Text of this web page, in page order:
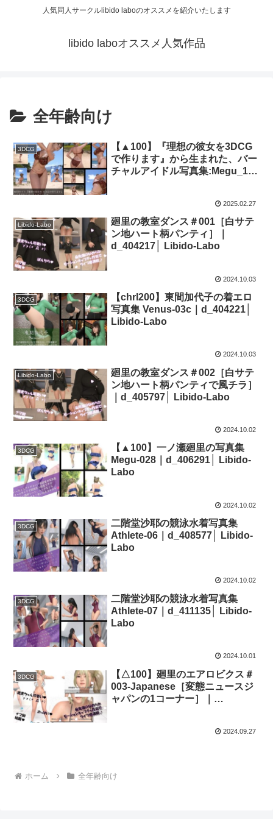
人気同人サークルlibido laboのオススメを紹介いたします
libido laboオススメ人気作品
全年齢向け
3DCG
【▲100】『理想の彼女を3DCG
で作ります』から生まれた、バー
チャルアイドル写真集:Megu_18
2025.02.27
Libido-Labo
廻里の教室ダンス＃001［白サテ
ン地ハート柄パンティ］｜
d_404217│ Libido-Labo
2024.10.03
3DCG
【chrl200】東間加代子の着エロ
写真集 Venus-03c｜d_404221│
Libido-Labo
2024.10.03
Libido-Labo
廻里の教室ダンス＃002［白サテ
ン地ハート柄パンティで風チラ］
｜d_405797│ Libido-Labo
2024.10.02
3DCG
【▲100】一ノ瀬廻里の写真集
Megu-028｜d_406291│ Libido-
Labo
2024.10.02
3DCG
二階堂沙耶の競泳水着写真集
Athlete-06｜d_408577│ Libido-
Labo
2024.10.02
3DCG
二階堂沙耶の競泳水着写真集
Athlete-07｜d_411135│ Libido-
Labo
2024.10.01
3DCG
【△100】廻里のエアロビクス＃
003-Japanese［変態ニュースジ
ャパンの1コーナー］｜
2024.09.27
ホーム 全年齢向け